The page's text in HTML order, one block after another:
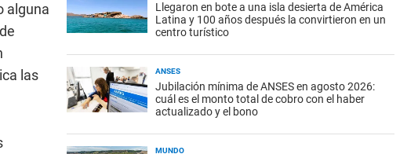
alguna
las
Llegaron en bote a una isla desierta de América
Latina y 100 años después la convirtieron en un
centro turístico
ANSES
Jubilación mínima de ANSES en agosto 2026:
cuál es el monto total de cobro con el haber
actualizado y el bono
MUNDO